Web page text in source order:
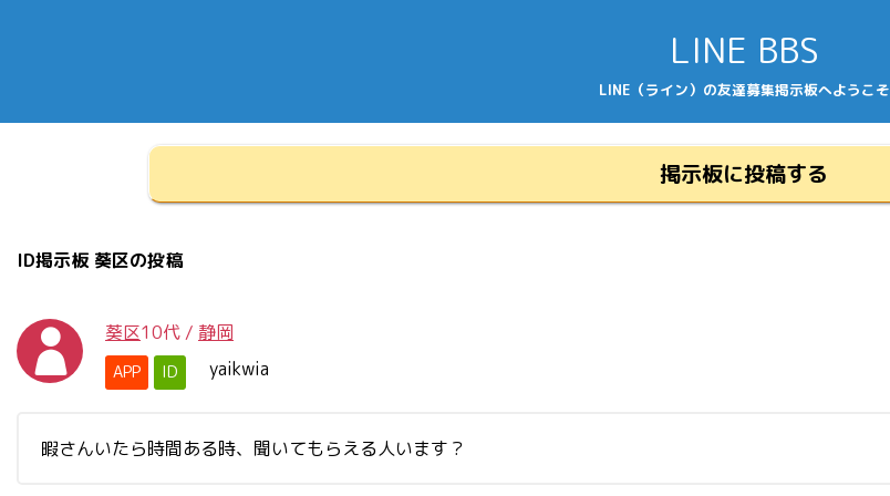
LINE BBS
LINE（ライン）の友達募集掲示板へようこそ
掲示板に投稿する
ID掲示板 葵区の投稿
葵区10代 / 静岡
APP ID yaikwia
暇さんいたら時間ある時、聞いてもらえる人います？